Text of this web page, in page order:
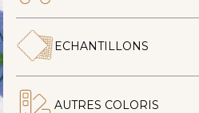
ECHANTILLONS
AUTRES COLORIS